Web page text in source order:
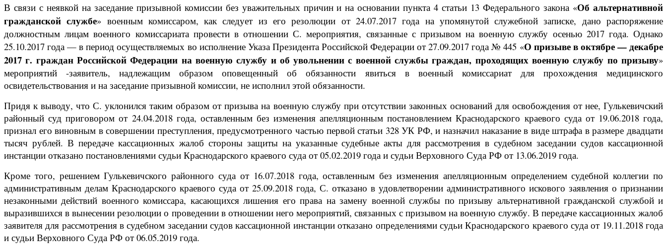
В связи с неявкой на заседание призывной комиссии без уважительных причин и на основании пункта 4 статьи 13 Федерального закона «Об альтернативной
гражданской службе» военным комиссаром, как следует из его резолюции от 24.07.2017 года на упомянутой служебной записке, дано распоряжение
должностным лицам военного комиссариата провести в отношении С. мероприятия, связанные с призывом на военную службу осенью 2017 года. Однако
25.10.2017 года — в период осуществляемых во исполнение Указа Президента Российской Федерации от 27.09.2017 года № 445 «О призыве в октябре — декабре
2017 г. граждан Российской Федерации на военную службу и об увольнении с военной службы граждан, проходящих военную службу по призыву»
мероприятий -заявитель, надлежащим образом оповещенный об обязанности явиться в военный комиссариат для прохождения медицинского
освидетельствования и на заседание призывной комиссии, не исполнил этой обязанности.
Придя к выводу, что С. уклонился таким образом от призыва на военную службу при отсутствии законных оснований для освобождения от нее, Гулькевичский
районный суд приговором от 24.04.2018 года, оставленным без изменения апелляционным постановлением Краснодарского краевого суда от 19.06.2018 года,
признал его виновным в совершении преступления, предусмотренного частью первой статьи 328 УК РФ, и назначил наказание в виде штрафа в размере двадцати
тысяч рублей. В передаче кассационных жалоб стороны защиты на указанные судебные акты для рассмотрения в судебном заседании судов кассационной
инстанции отказано постановлениями судьи Краснодарского краевого суда от 05.02.2019 года и судьи Верховного Суда РФ от 13.06.2019 года.
Кроме того, решением Гулькевичского районного суда от 16.07.2018 года, оставленным без изменения апелляционным определением судебной коллегии по
административным делам Краснодарского краевого суда от 25.09.2018 года, С. отказано в удовлетворении административного искового заявления о признании
незаконными действий военного комиссара, касающихся лишения его права на замену военной службы по призыву альтернативной гражданской службой и
выразившихся в вынесении резолюции о проведении в отношении него мероприятий, связанных с призывом на военную службу. В передаче кассационных жалоб
заявителя для рассмотрения в судебном заседании судов кассационной инстанции отказано определениями судьи Краснодарского краевого суда от 19.11.2018 года
и судьи Верховного Суда РФ от 06.05.2019 года.